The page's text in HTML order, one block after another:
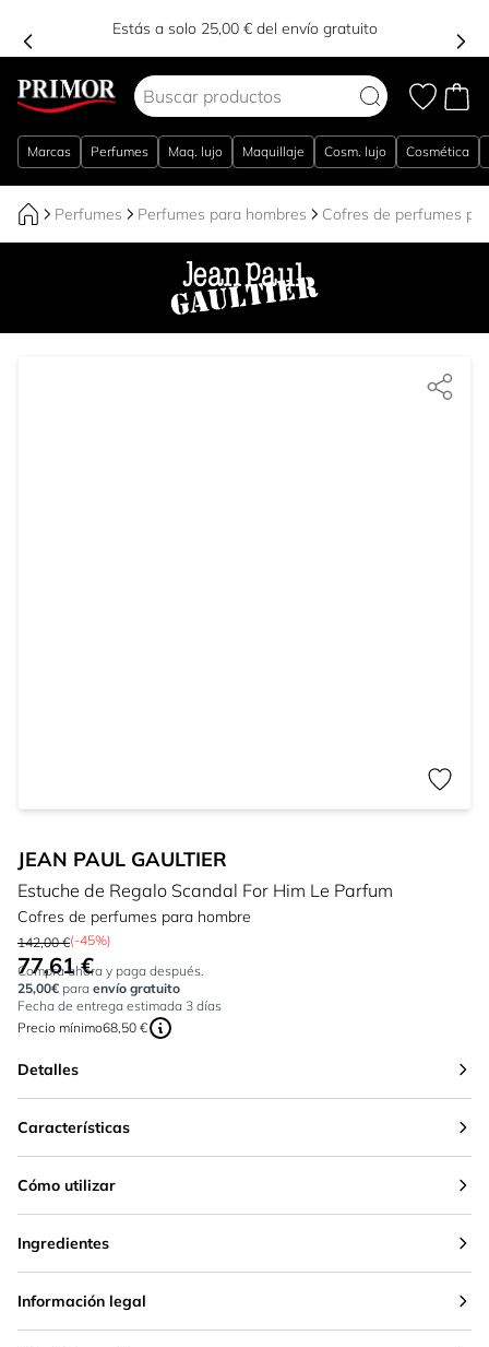
Estás a solo 25,00 € del envío gratuito
Marcas Perfumes Maq. lujo Maquillaje Cosm. lujo Cosmética
Perfumes Perfumes para hombres Cofres de perfumes
JEAN PAUL GAULTIER
Estuche de Regalo Scandal For Him Le Parfum
Cofres de perfumes para hombre
142,00 €(-45%)
Tan bajo como:
77,61 €
Compra ahora y paga después.
25,00€ para envío gratuito
Fecha de entrega estimada 3 días
Precio mínimo68,50 €
Detalles
Características
Cómo utilizar
Ingredientes
Información legal